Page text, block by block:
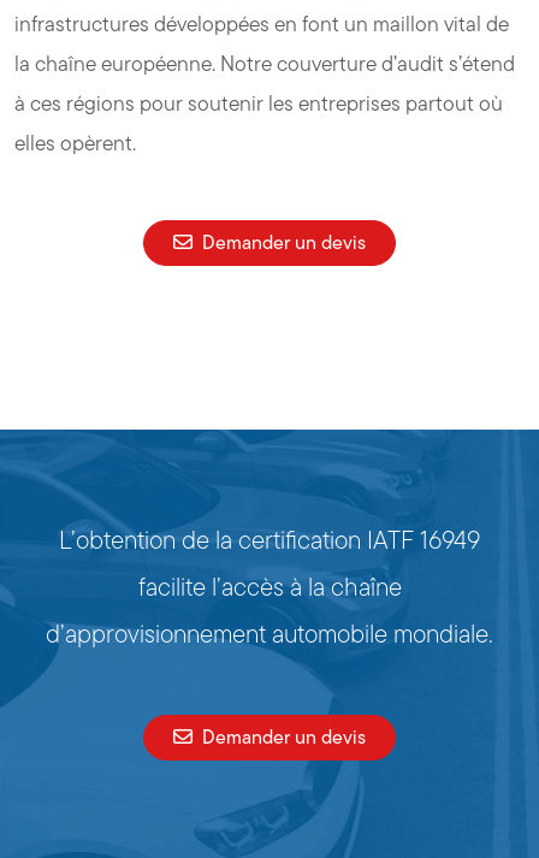
infrastructures développées en font un maillon vital de
la chaîne européenne. Notre couverture d’audit s’étend
à ces régions pour soutenir les entreprises partout où
elles opèrent.
Demander un devis
L’obtention de la certification IATF 16949
facilite l’accès à la chaîne
d’approvisionnement automobile mondiale.
Demander un devis